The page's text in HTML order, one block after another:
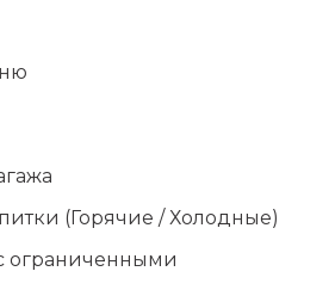
(Горячие / Холодные)
ограниченными